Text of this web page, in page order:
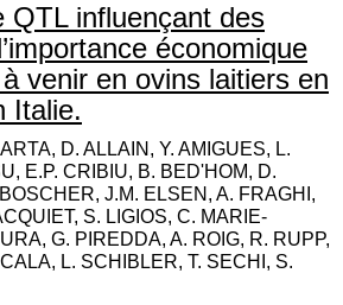
QTL influençant des
économique
venir en ovins laitiers en
Italie.
D. ALLAIN, Y. AMIGUES, L.
E.P. CRIBIU, B. BED'HOM, D.
J.M. ELSEN, A. FRAGHI,
S. LIGIOS, C. MARIE-
G. PIREDDA, A. ROIG, R. RUPP,
L. SCHIBLER, T. SECHI, S.